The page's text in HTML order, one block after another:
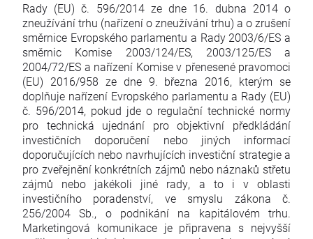
Rady (EU) č. 596/2014 ze dne 16. dubna 2014 o
zneužívání trhu (nařízení o zneužívání trhu) a o zrušení
směrnice Evropského parlamentu a Rady 2003/6/ES a
směrnic Komise 2003/124/ES, 2003/125/ES a
2004/72/ES a nařízení Komise v přenesené pravomoci
(EU) 2016/958 ze dne 9. března 2016, kterým se
doplňuje nařízení Evropského parlamentu a Rady (EU)
č. 596/2014, pokud jde o regulační technické normy
pro technická ujednání pro objektivní předkládání
investičních doporučení nebo jiných informací
doporučujících nebo navrhujících investiční strategie a
pro zveřejnění konkrétních zájmů nebo náznaků střetu
zájmů nebo jakékoli jiné rady, a to i v oblasti
investičního poradenství, ve smyslu zákona č.
256/2004 Sb., o podnikání na kapitálovém trhu.
Marketingová komunikace je připravena s nejvyšší